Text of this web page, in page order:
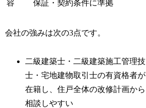
容
保証・契約条件に準拠
会社の強みは次の3点です。
二級建築士・二級建築施工管理技
士・宅地建物取引士の有資格者が
在籍し、住戸全体の改修計画から
相談しやすい